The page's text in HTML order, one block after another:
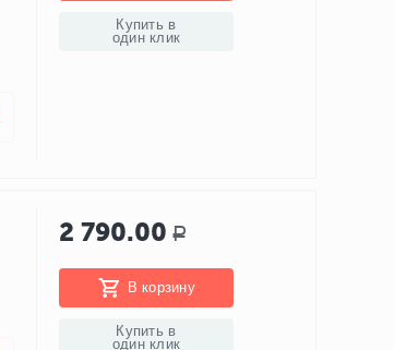
Купить в
один клик
2 790.00 Р
В корзину
Купить в
один клик